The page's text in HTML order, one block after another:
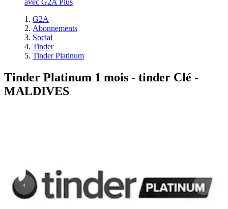
avec G2A Plus
G2A
Abonnements
Social
Tinder
Tinder Platinum
Tinder Platinum 1 mois - tinder Clé -
MALDIVES